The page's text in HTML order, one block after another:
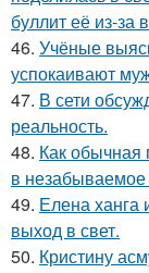
буллит её из-за
46. Учёные
успокаивают
47. В сети
реальность.
48. Как обычная
в
49. Елена ханга
выход в свет.
50. Кристину